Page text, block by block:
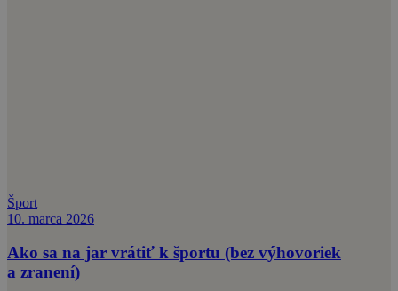
Šport
10. marca 2026
Ako sa na jar vrátiť k športu (bez výhovoriek
a zranení)